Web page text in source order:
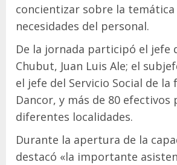
concientizar sobre la
necesidades del personal.
De la jornada participó el jefe
Chubut, Juan Luis Ale; el
el jefe del Servicio Social de la
Dancor, y más de 80 efectivos
diferentes localidades.
Durante la apertura de la
destacó «la importante